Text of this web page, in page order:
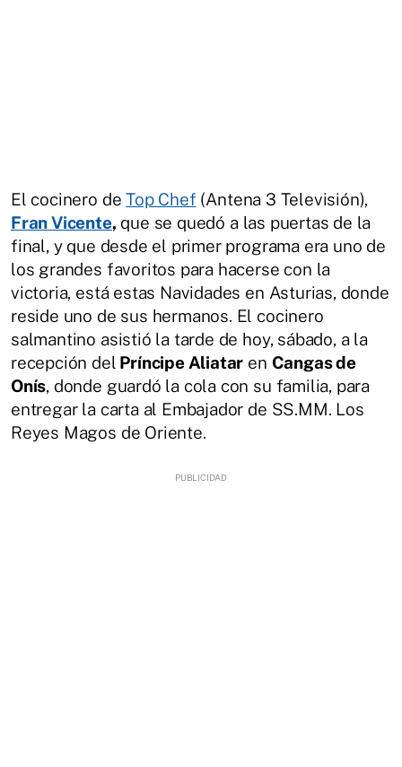
El cocinero deTop Chef (Antena 3 Televisión),
Fran Vicente, que se quedó a las puertas de la
final, y que desde el primer programa era uno de
los grandes favoritos para hacerse con la
victoria, está estas Navidades en Asturias, donde
reside uno de sus hermanos. El cocinero
salmantino asistió la tarde de hoy, sábado, a la
recepción del Príncipe Aliatar en Cangas de
Onís, donde guardó la cola con su familia, para
entregar la carta al Embajador de SS.MM. Los
Reyes Magos de Oriente.